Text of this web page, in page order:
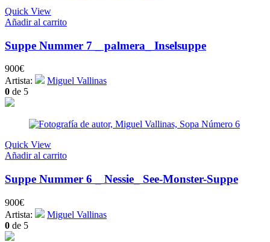
Quick View
Añadir al carrito
Suppe Nummer 7 _ palmera_ Inselsuppe
900€
Artista:
Miguel Vallinas
0 de 5
Quick View
Añadir al carrito
Suppe Nummer 6 _ Nessie_ See-Monster-Suppe
900€
Artista:
Miguel Vallinas
0 de 5